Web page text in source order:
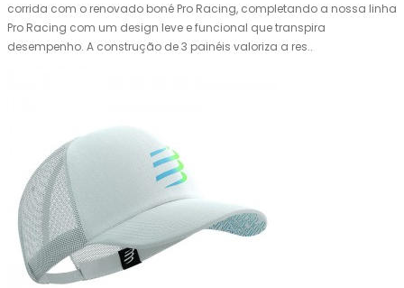
corrida com o renovado boné Pro Racing, completando a nossa linha
Pro Racing com um design leve e funcional que transpira
desempenho. A construção de 3 painéis valoriza a res..